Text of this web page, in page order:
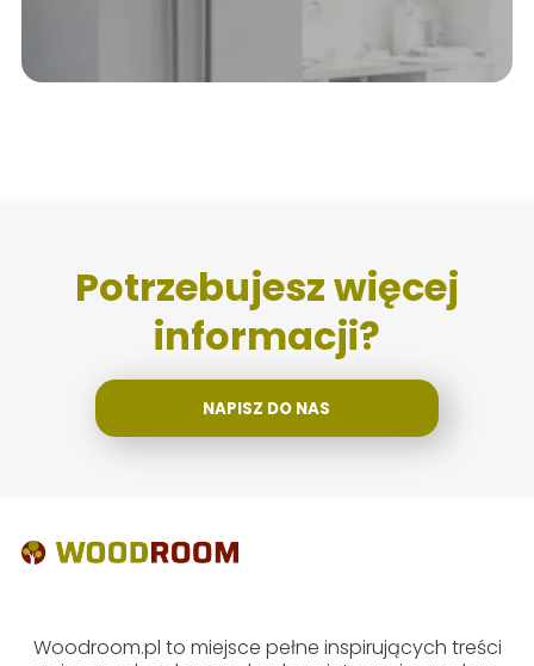
Potrzebujesz więcej
informacji?
NAPISZ DO NAS
Woodroom.pl to miejsce pełne inspirujących treści